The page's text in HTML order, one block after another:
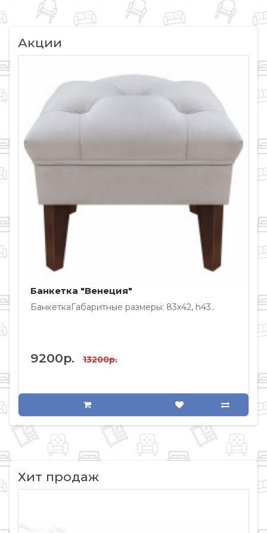
Акции
Банкетка "Венеция"
БанкеткаГабаритные размеры: 83х42, h43..
9200р. 13200р.
Хит продаж